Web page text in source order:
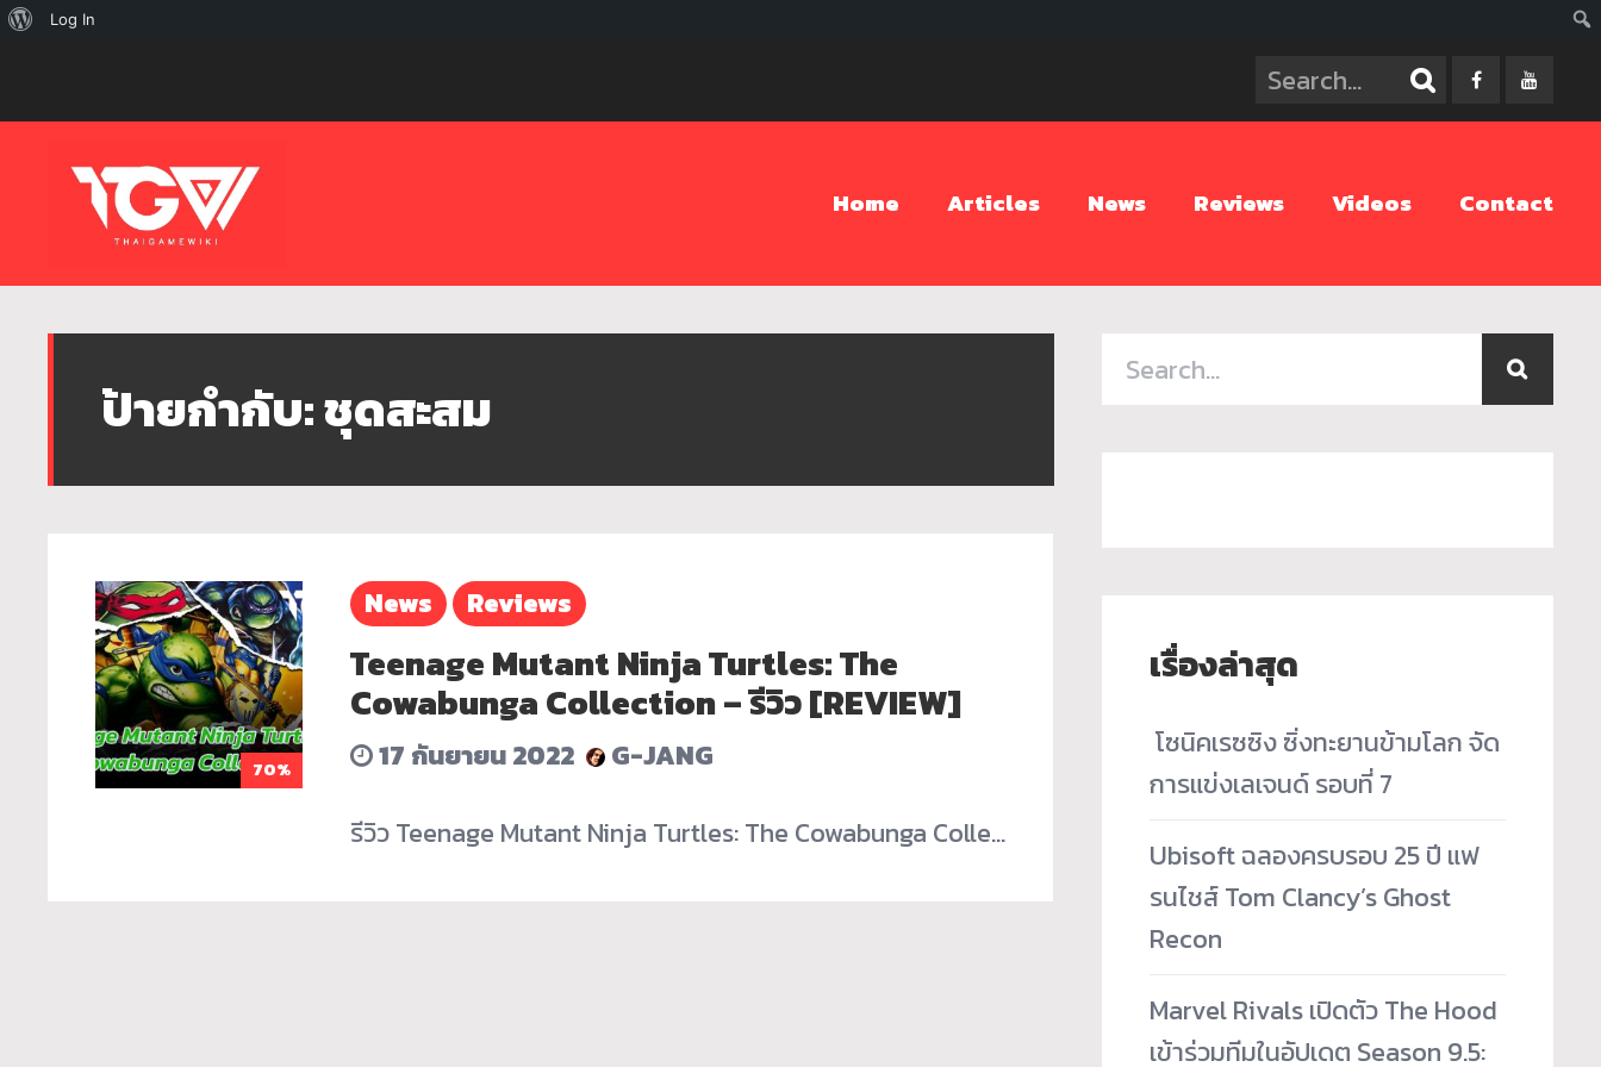
Home Articles News Reviews Videos Contact
ป้ายกำกับ:ชุดสะสม
70%
News Reviews
Teenage Mutant Ninja Turtles: The
Cowabunga Collection – รีวิว [REVIEW]
17 กันยายน 2022
G-JANG
รีวิว Teenage Mutant Ninja Turtles: The Cowabunga Colle…
เรื่องล่าสุด
­ โซนิคเรซซิง ซิ่งทะยานข้ามโลก จัด
การแข่งเลเจนด์ รอบที่ 7
Ubisoft ฉลองครบรอบ 25 ปี แฟ
รนไชส์ Tom Clancy’s Ghost
Recon
Marvel Rivals เปิดตัว The Hood
เข้าร่วมทีมในอัปเดต Season 9.5:
เกี่ยวLog In